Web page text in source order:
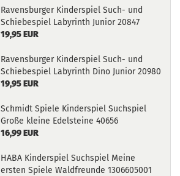
Ravensburger Kinderspiel Such- und
Schiebespiel Labyrinth Junior 20847
19,95 EUR
Ravensburger Kinderspiel Such- und
Schiebespiel Labyrinth Dino Junior 20980
19,95 EUR
Schmidt Spiele Kinderspiel Suchspiel
Große kleine Edelsteine 40656
16,99 EUR
HABA Kinderspiel Suchspiel Meine
ersten Spiele Waldfreunde 1306605001